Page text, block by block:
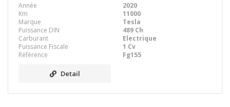
Année
2020
Km
11000
Marque
Tesla
Puissance DIN
489 Ch
Carburant
Electrique
Puissance Fiscale
1 Cv
Référence
Fg155
Detail